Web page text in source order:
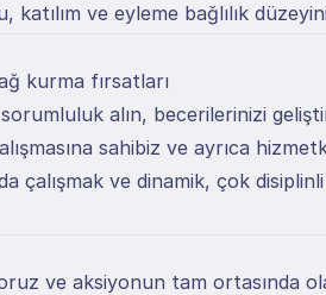
katılım ve eyleme bağlılık
kurma fırsatları
alın, becerilerinizi
sahibiz ve ayrıca
çalışmak ve dinamik, çok disiplinli
ve aksiyonun tam ortasında